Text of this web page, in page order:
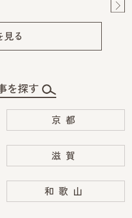
見る
を探す
京都
滋賀
和歌山